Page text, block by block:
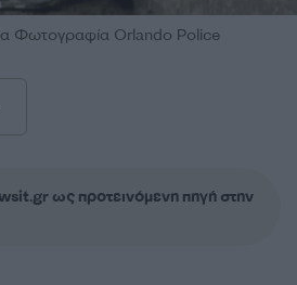
Φωτογραφία Orlando Police
ως προτεινόμενη πηγή στην